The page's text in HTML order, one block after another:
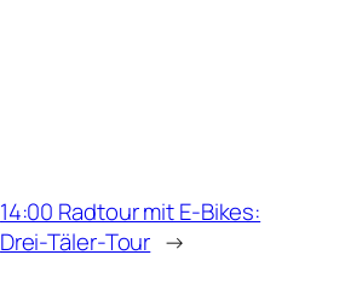
14:00 Radtour mit E-Bikes:
Drei-Täler-Tour →